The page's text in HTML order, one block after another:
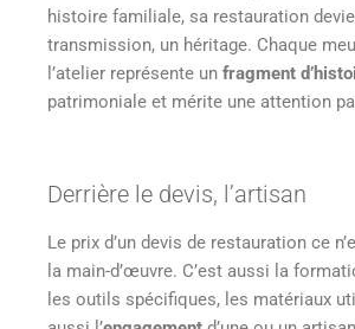
histoire familiale, sa restauration
transmission, un héritage. Chaque
l’atelier représente un fragment
patrimoniale et mérite une attention
Derrière le devis, l’artisan
Le prix d’un devis de restauration ce
la main-d’œuvre. C’est aussi la
les outils spécifiques, les matériaux